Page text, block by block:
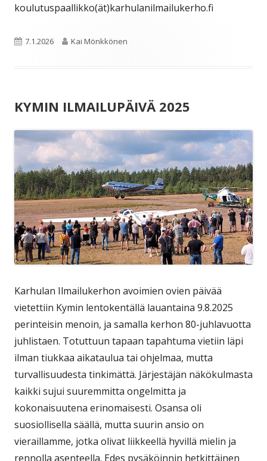
koulutuspaallikko(ät)karhulanilmailukerho.fi
Julkaistu
7.1.2026 Kirjoittaja
Kai Mönkkönen
KYMIN ILMAILUPÄIVÄ 2025
Karhulan Ilmailukerhon avoimien ovien päivää
vietettiin Kymin lentokentällä lauantaina 9.8.2025
perinteisin menoin, ja samalla kerhon 80-juhlavuotta
juhlistaen. Totuttuun tapaan tapahtuma vietiin läpi
ilman tiukkaa aikataulua tai ohjelmaa, mutta
turvallisuudesta tinkimättä. Järjestäjän näkökulmasta
kaikki sujui suuremmitta ongelmitta ja
kokonaisuutena erinomaisesti. Osansa oli
suosiollisella säällä, mutta suurin ansio on
vieraillamme, jotka olivat liikkeellä hyvillä mielin ja
rennolla asenteella. Edes pysäköinnin hetkittäinen